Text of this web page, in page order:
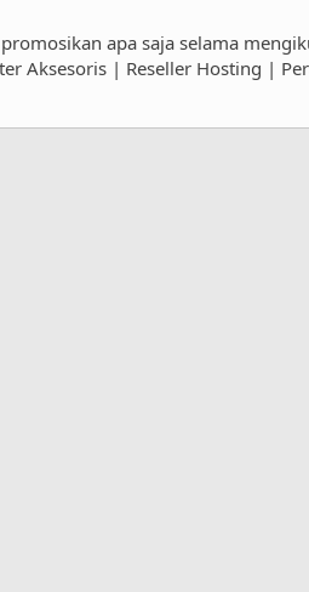
apa saja selama
Aksesoris | Reseller Hosting |